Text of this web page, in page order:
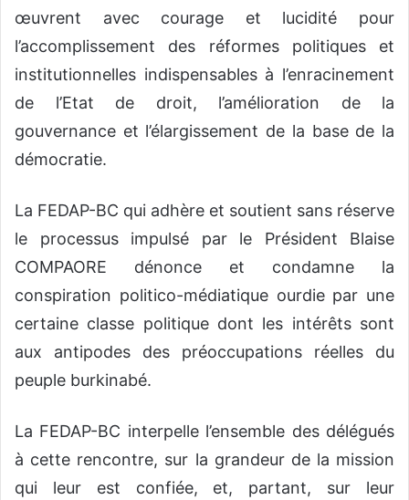
œuvrent avec courage et lucidité pour
l’accomplissement des réformes politiques et
institutionnelles indispensables à l’enracinement
de l’Etat de droit, l’amélioration de la
gouvernance et l’élargissement de la base de la
démocratie.
La FEDAP-BC qui adhère et soutient sans réserve
le processus impulsé par le Président Blaise
COMPAORE dénonce et condamne la
conspiration politico-médiatique ourdie par une
certaine classe politique dont les intérêts sont
aux antipodes des préoccupations réelles du
peuple burkinabé.
La FEDAP-BC interpelle l’ensemble des délégués
à cette rencontre, sur la grandeur de la mission
qui leur est confiée, et, partant, sur leur